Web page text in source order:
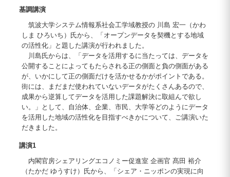
基調講演
筑波大学システム情報系社会工学域教授の 川島 宏一（かわ
しま ひろいち）氏から、「オープンデータを契機とする地域
の活性化」と題した講演が行われました。
川島氏からは、「データを活用するに当たっては、データを
公開することによってもたらされる正の側面と負の側面がある
が、いかにして正の側面だけを活かせるかがポイントである。
街には、まだまだ使われていないデータがたくさんあるので、
成果から逆算してデータを活用した課題解決に取組んで欲し
い。」として、自治体、企業、市民、大学等どのようにデータ
を活用した地域の活性化を目指すべきかについて、ご講演いた
だきました。
講演1
内閣官房シェアリングエコノミー促進室 企画官 髙田 裕介
（たかだ ゆうすけ）氏から、「シェア・ニッポンの実現に向